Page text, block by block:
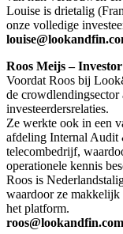
Louise is drietalig
onze volledige
Roos Meijs –
Voordat Roos bij
de
investeerdersrelaties.
Ze werkte ook in een
afdeling Internal Audit
telecombedrijf,
operationele kennis
Roos is
waardoor ze makkelijk
het platform.
roos@lookandfin.com